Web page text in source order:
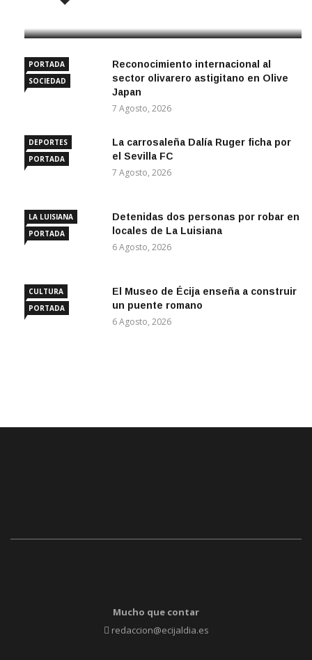
PORTADA
SOCIEDAD
Reconocimiento internacional al
sector olivarero astigitano en Olive
Japan
7 Agosto, 2026
DEPORTES
PORTADA
La carrosaleña Dalía Ruger ficha por
el Sevilla FC
7 Agosto, 2026
LA LUISIANA
PORTADA
Detenidas dos personas por robar en
locales de La Luisiana
6 Agosto, 2026
CULTURA
PORTADA
El Museo de Écija enseña a construir
un puente romano
6 Agosto, 2026
Mucho que contar
redaccion@ecijaldia.es